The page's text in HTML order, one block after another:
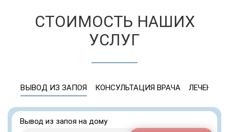
СТОИМОСТЬ НАШИХ
УСЛУГ
ВЫВОД ИЗ ЗАПОЯ КОНСУЛЬТАЦИЯ ВРАЧА ЛЕЧЕНИЕ
Вывод из запоя на дому